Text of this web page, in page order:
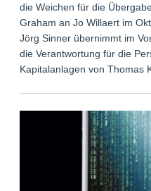
die Weichen für die
Graham an Jo Willaert im
Jörg Sinner übernimmt im
die Verantwortung für die
Kapitalanlagen von Thomas